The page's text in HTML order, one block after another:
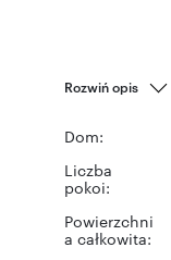
Rozwiń opis
Dom:
Liczba
pokoi:
Powierzchni
a całkowita: